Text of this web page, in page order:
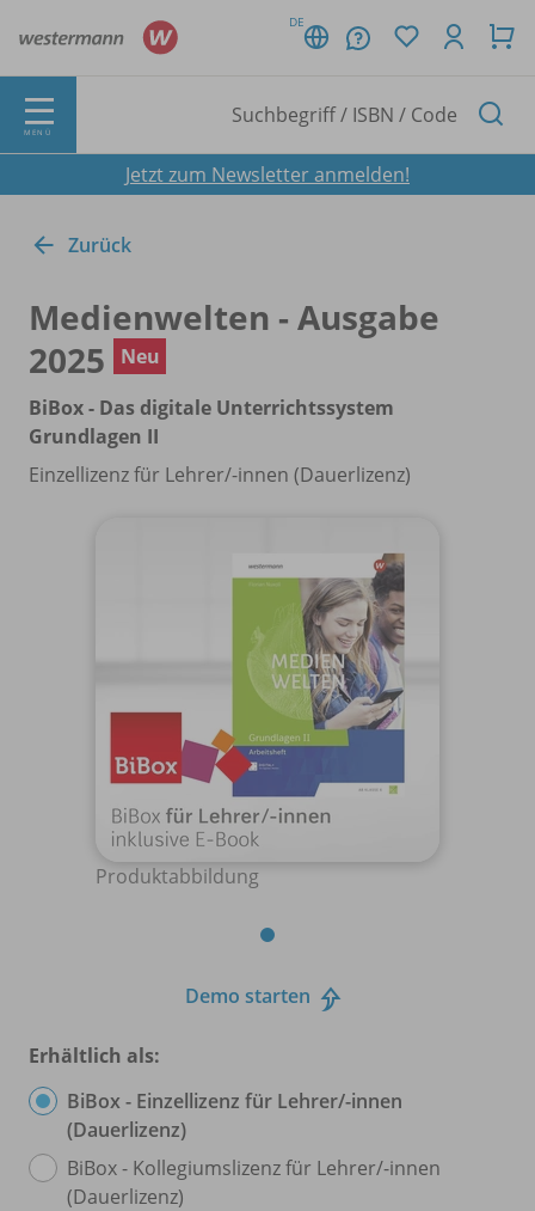
DE
MENÜ
Jetzt zum Newsletter anmelden!
Zurück
Medienwelten - Ausgabe
2025
Neu
BiBox - Das digitale Unterrichtssystem
Grundlagen II
Einzellizenz für Lehrer/-innen (Dauerlizenz)
Produktabbildung
Demo starten
Erhältlich als:
BiBox - Einzellizenz für Lehrer/-innen
(Dauerlizenz)
BiBox - Kollegiumslizenz für Lehrer/-innen
(Dauerlizenz)